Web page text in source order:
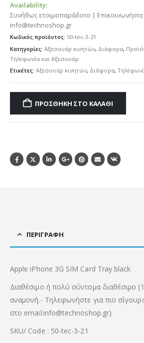
Availability:
Συνήθως ετοιμοπαράδοτο | Επικοινωνήστε
info@technoshop.gr
Κωδικός προϊόντος: 50-tec-3-21
Κατηγορίες: Αξεσουάρ κινητών, Διάφορα,
Τηλεφωνία και Αξεσουάρ
Ετικέτες: Αξεσουάρ κινητών, Διάφορα,
ΠΡΟΣΘΉΚΗ ΣΤΟ ΚΑΛΆΘΙ
ΠΕΡΙΓΡΑΦΉ
Apple iPhone 3G SIM Card Tray black
Διαθέσιμο ή πολύ σύντομα διαθέσιμο
αναμονή.- Τηλεφωνήστε για πιο
στο email:info@technoshop.gr)
SKU/ Code : 50-tec-3-21